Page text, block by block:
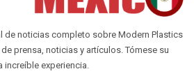
de noticias completo sobre Modern Plastics
prensa, noticias y artículos. Tómese su
experiencia.